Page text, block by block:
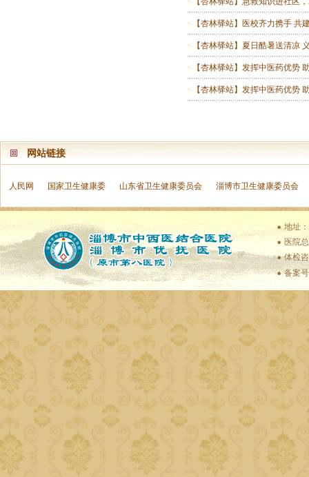
· 【杏林驿站】医校齐力携手 共
· 【杏林驿站】夏日酷暑送清凉
· 【杏林驿站】发挥中医药优势
· 【杏林驿站】发挥中医药优势
网站链接
人民网 国家卫生健康委 山东省卫生健康委员会 淄博市卫生健康委员会
地址
医院
体检
备案